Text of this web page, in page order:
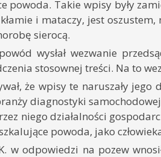
powoda. Takie wpisy były
i mataczy, jest
sierocą.
wysłał wezwanie
stosownej treści. Na to
że wpisy te naruszały
diagnostyki
niego działalności
powoda, jako
w odpowiedzi na pozew